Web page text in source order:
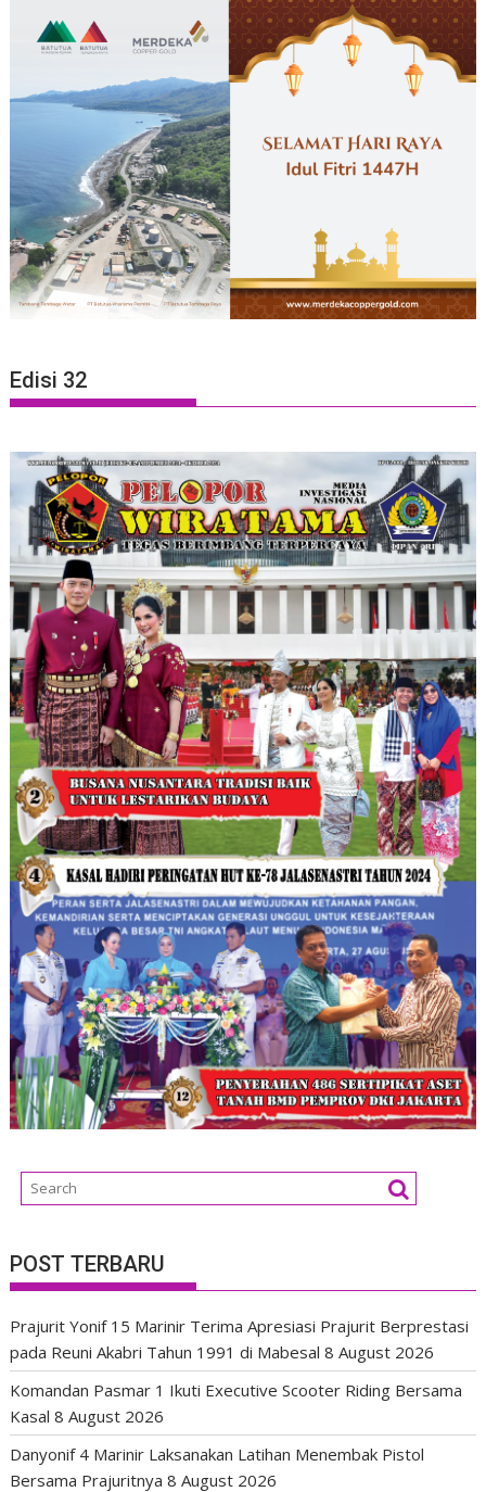
Edisi 32
POST TERBARU
Prajurit Yonif 15 Marinir Terima Apresiasi Prajurit Berprestasi
pada Reuni Akabri Tahun 1991 di Mabesal 8 August 2026
Komandan Pasmar 1 Ikuti Executive Scooter Riding Bersama
Kasal 8 August 2026
Danyonif 4 Marinir Laksanakan Latihan Menembak Pistol
Bersama Prajuritnya 8 August 2026